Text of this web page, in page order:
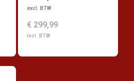
excl. BTW
€ 299,99
incl. BTW